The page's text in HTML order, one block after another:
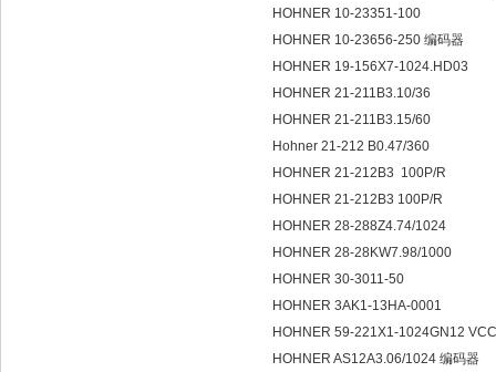
HOHNER 10-23351-100
HOHNER 10-23656-250 编码器
HOHNER 19-156X7-1024.HD03
HOHNER 21-211B3.10/36
HOHNER 21-211B3.15/60
Hohner 21-212 B0.47/360
HOHNER 21-212B3 100P/R
HOHNER 21-212B3 100P/R
HOHNER 28-288Z4.74/1024
HOHNER 28-28KW7.98/1000
HOHNER 30-3011-50
HOHNER 3AK1-13HA-0001
HOHNER 59-221X1-1024GN12
HOHNER AS12A3.06/1024 编码器